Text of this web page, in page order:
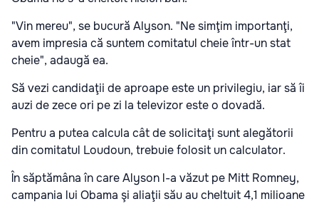
"Vin mereu", se bucură Alyson. "Ne simţim importanţi,
avem impresia că suntem comitatul cheie într-un stat
cheie", adaugă ea.
Să vezi candidaţii de aproape este un privilegiu, iar să îi
auzi de zece ori pe zi la televizor este o dovadă.
Pentru a putea calcula cât de solicitaţi sunt alegătorii
din comitatul Loudoun, trebuie folosit un calculator.
În săptămâna în care Alyson l-a văzut pe Mitt Romney,
campania lui Obama şi aliaţii său au cheltuit 4,1 milioane